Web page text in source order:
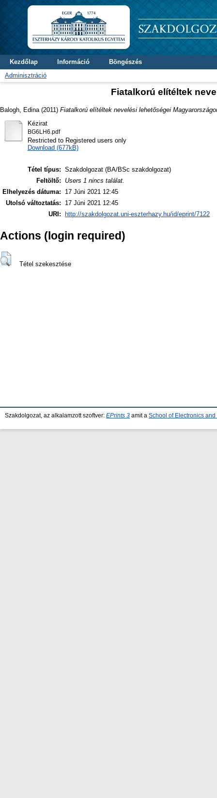
Kezdőlap Információ
Böngészés
Adminisztráció
Fiatalkorú elítéltek
Balogh, Edina (2011) Fiatalkorú elítéltek nevelési lehetőségei
Kézirat
BG6LH6.pdf
Restricted to Registered users only
Download (677kB)
Tétel típus: Szakdolgozat (BA/BSc szakdolgozat)
Feltöltő:
Users 1 nincs találat.
Elhelyezés dátuma:
17 Júni 2021 12:45
Utolsó változtatás:
17 Júni 2021 12:45
URI:
http://szakdolgozat.uni-eszterhazy.hu/id/eprint/7122
Actions (login required)
Tétel szekesztése
Szakdolgozat, az alkalamzott szoftver: EPrints 3 amit a School of Electronics